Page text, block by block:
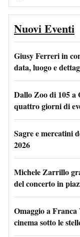
Nuovi Eventi
Giusy Ferreri in
data, luogo e
Dallo Zoo di 105
quattro giorni di
Sagre e mercatini
2026
Michele Zarrillo
del concerto in
Omaggio a
cinema sotto le